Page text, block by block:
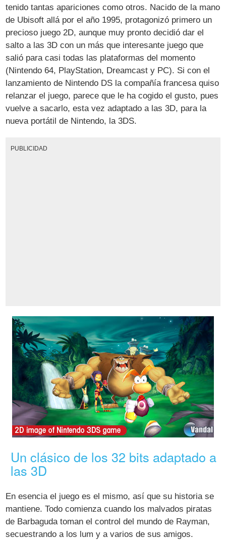
tenido tantas apariciones como otros. Nacido de la mano
de Ubisoft allá por el año 1995, protagonizó primero un
precioso juego 2D, aunque muy pronto decidió dar el
salto a las 3D con un más que interesante juego que
salió para casi todas las plataformas del momento
(Nintendo 64, PlayStation, Dreamcast y PC). Si con el
lanzamiento de Nintendo DS la compañía francesa quiso
relanzar el juego, parece que le ha cogido el gusto, pues
vuelve a sacarlo, esta vez adaptado a las 3D, para la
nueva portátil de Nintendo, la 3DS.
PUBLICIDAD
Un clásico de los 32 bits adaptado a
las 3D
En esencia el juego es el mismo, así que su historia se
mantiene. Todo comienza cuando los malvados piratas
de Barbaguda toman el control del mundo de Rayman,
secuestrando a los lum y a varios de sus amigos.